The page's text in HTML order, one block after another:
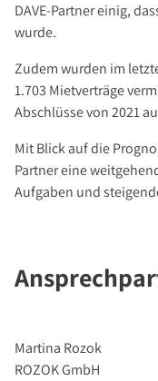
Team
Stellenangebote
Presse
DAVE-Partner einig,
wurde.
Zudem wurden im
1.703 Mietverträge
Abschlüsse von 2021
Mit Blick auf die
Partner eine
Aufgaben und
Martina Rozok
ROZOK GmbH